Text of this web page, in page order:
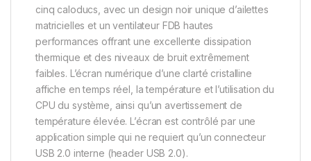
cinq caloducs, avec un design noir unique d’ailettes
matricielles et un ventilateur FDB hautes
performances offrant une excellente dissipation
thermique et des niveaux de bruit extrêmement
faibles. L’écran numérique d’une clarté cristalline
affiche en temps réel, la température et l’utilisation du
CPU du système, ainsi qu’un avertissement de
température élevée. L’écran est contrôlé par une
application simple qui ne requiert qu’un connecteur
USB 2.0 interne (header USB 2.0).